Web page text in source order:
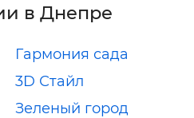
в Днепре
Гармония сада
3D Стайл
Зеленый город